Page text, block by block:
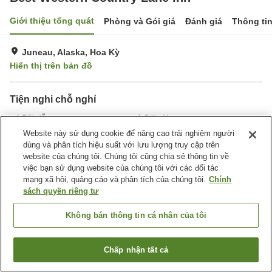
Giới thiệu tổng quát Phòng và Gói giá Đánh giá Thông
Juneau, Alaska, Hoa Kỳ
Hiển thị trên bản đồ
Tiện nghi chỗ nghỉ
Bãi đỗ xe
Giặt ủi
Hồ bơi ngoài trời
Trang chủ Hoa Kỳ Alaska
Juneau
Best Western Country Lane Inn
Tìm phòng trống
Website này sử dụng cookie để nâng cao trải nghiệm người
dùng và phân tích hiệu suất với lưu lượng truy cập trên
website của chúng tôi. Chúng tôi cũng chia sẻ thông tin về
việc bạn sử dụng website của chúng tôi với các đối tác
mạng xã hội, quảng cáo và phân tích của chúng tôi. Chính
sách quyền riêng tư
Không bán thông tin cá nhân của tôi
Chấp nhận tất cả